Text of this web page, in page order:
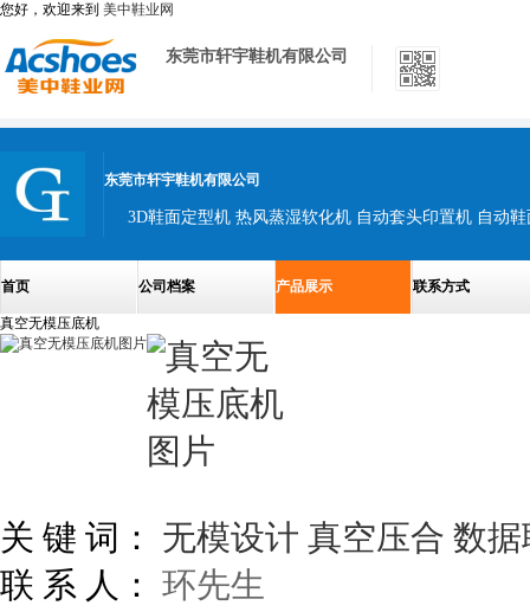
您好，欢迎来到 美中鞋业网
东莞市轩宇鞋机有限公司
东莞市轩宇鞋机有限公司
3D鞋面定型机 热风蒸湿软化机 自动套头印置机 自动
首页 公司档案 产品展示 联系方式
真空无模压底机
关 键 词： 无模设计 真空压合 数据
联 系 人： 环先生